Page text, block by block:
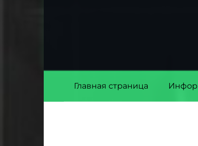
Главная страница